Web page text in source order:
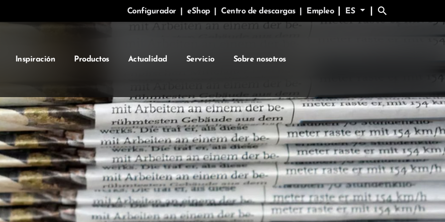
Configurador eShop Centro de descargas Empleo ES search
Inspiración Productos Actualidad Servicio Sobre nosotros